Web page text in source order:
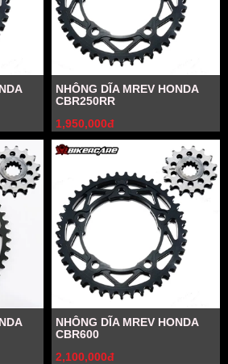
NHÔNG DĨA MREV HONDA
CBR250RR
1,950,000đ
NHÔNG DĨA MREV HONDA
CBR600
2,100,000đ